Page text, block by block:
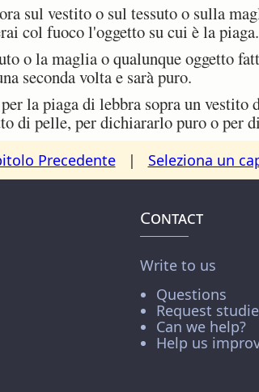
sul vestito o sul tessuto o sulla
col fuoco l'oggetto su cui è la piaga.
o la maglia o qualunque oggetto
seconda volta e sarà puro.
la piaga di lebbra sopra un
di pelle, per dichiararlo puro o per
Precedente| Seleziona un
Contact
Write to us
Questions
Request
Can we help?
Help us